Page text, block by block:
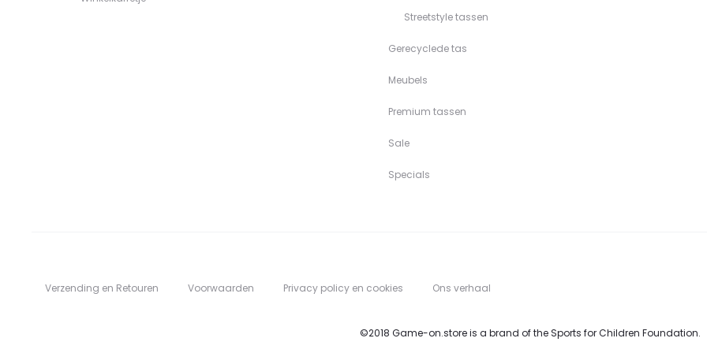
Streetstyle tassen
Gerecyclede tas
Meubels
Premium tassen
Sale
Specials
Verzending en Retouren Voorwaarden Privacy policy en cookies Ons verhaal
©2018 Game-on.store is a brand of the Sports for Children Foundation.